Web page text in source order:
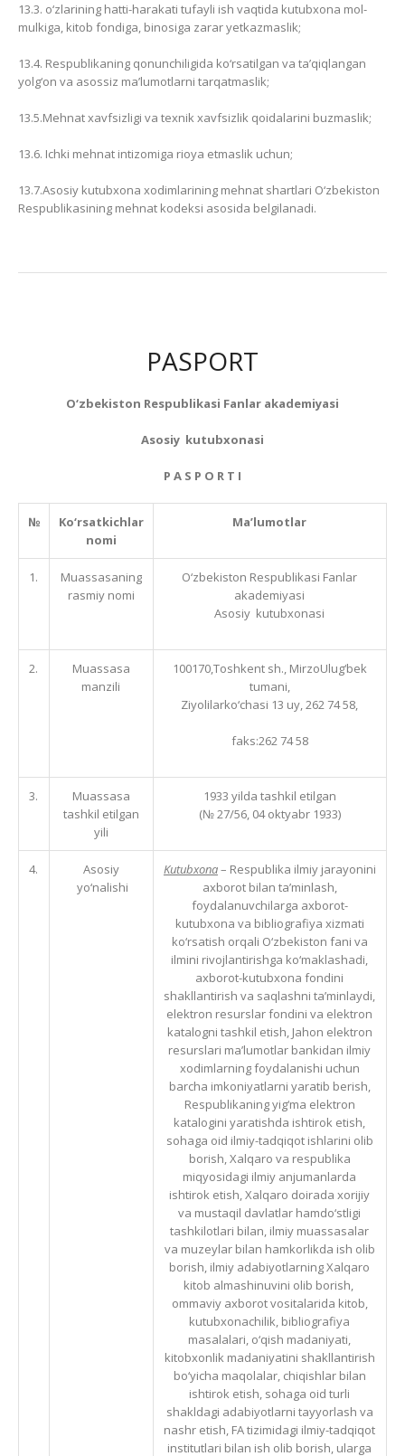
13.3. o‘zlarining hatti-harakati tufayli ish vaqtida kutubxona mol-
mulkiga, kitob fondiga, binosiga zarar yetkazmaslik;
13.4. Respublikaning qonunchiligida ko‘rsatilgan va ta’qiqlangan
yolg‘on va asossiz ma’lumotlarni tarqatmaslik;
13.5.Mehnat xavfsizligi va texnik xavfsizlik qoidalarini buzmaslik;
13.6. Ichki mehnat intizomiga rioya etmaslik uchun;
13.7.Asosiy kutubxona xodimlarining mehnat shartlari O‘zbekiston
Respublikasining mehnat kodeksi asosida belgilanadi.
PASPORT
O‘zbekiston Respublikasi Fanlar akademiyasi
Asosiy kutubxonasi
P A S P O R T I
№
Ko‘rsatkichlar
nomi
Ma’lumotlar
1.
Muassasaning
rasmiy nomi
O‘zbekiston Respublikasi Fanlar
akademiyasi
Asosiy kutubxonasi
2.
Muassasa
manzili
100170,Toshkent sh., MirzoUlug‘bek
tumani,
Ziyolilarko‘chasi 13 uy, 262 74 58,
faks:262 74 58
3.
Muassasa
tashkil etilgan
yili
1933 yilda tashkil etilgan
(№ 27/56, 04 oktyabr 1933)
4.
Asosiy
yo‘nalishi
Kutubxona– Respublika ilmiy jarayonini
axborot bilan ta’minlash,
foydalanuvchilarga axborot-
kutubxona va bibliografiya xizmati
ko‘rsatish orqali O‘zbekiston fani va
ilmini rivojlantirishga ko‘maklashadi,
axborot-kutubxona fondini
shakllantirish va saqlashni ta’minlaydi,
elektron resurslar fondini va elektron
katalogni tashkil etish, Jahon elektron
resurslari ma’lumotlar bankidan ilmiy
xodimlarning foydalanishi uchun
barcha imkoniyatlarni yaratib berish,
Respublikaning yig‘ma elektron
katalogini yaratishda ishtirok etish,
sohaga oid ilmiy-tadqiqot ishlarini olib
borish, Xalqaro va respublika
miqyosidagi ilmiy anjumanlarda
ishtirok etish, Xalqaro doirada xorijiy
va mustaqil davlatlar hamdo‘stligi
tashkilotlari bilan, ilmiy muassasalar
va muzeylar bilan hamkorlikda ish olib
borish, ilmiy adabiyotlarning Xalqaro
kitob almashinuvini olib borish,
ommaviy axborot vositalarida kitob,
kutubxonachilik, bibliografiya
masalalari, o‘qish madaniyati,
kitobxonlik madaniyatini shakllantirish
bo‘yicha maqolalar, chiqishlar bilan
ishtirok etish, sohaga oid turli
shakldagi adabiyotlarni tayyorlash va
nashr etish, FA tizimidagi ilmiy-tadqiqot
institutlari bilan ish olib borish, ularga